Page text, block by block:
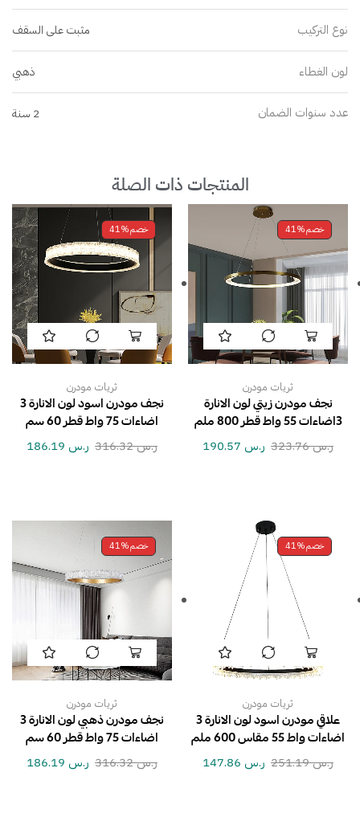
نوع التركيب مثبت على السقف
لون الغطاء ذهبي
عدد سنوات الضمان 2 سنة
المنتجات ذات الصلة
خصم41%
ثريات مودرن
نجف مودرن زيتي لون الانارة
3اضاءات 55 واط قطر 800 ملم
ر.س323.76 ر.س
خصم41%
ثريات مودرن
نجف مودرن اسود لون الانارة 3
اضاءات 75 واط قطر 60 سم
ر.س316.32 ر.س
خصم41%
ثريات مودرن
علاقي مودرن اسود لون الانارة 3
اضاءات واط 55 مقاس 600 ملم
ر.س251.19 ر.س
خصم41%
ثريات مودرن
نجف مودرن ذهبي لون الانارة 3
اضاءات 75 واط قطر 60 سم
ر.س316.32 ر.س